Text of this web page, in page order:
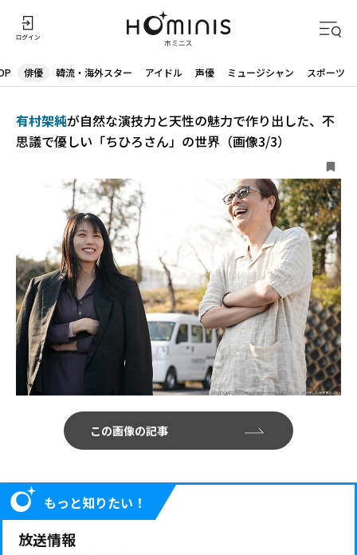
俳優 韓流・海外スター アイドル 声優 ミュージシャン スポーツ
有村架純が自然な演技力と天性の魅力で作り出した、不
思議で優しい「ちひろさん」の世界（画像3/3）
この画像の記事
もっと知りたい！
放送情報